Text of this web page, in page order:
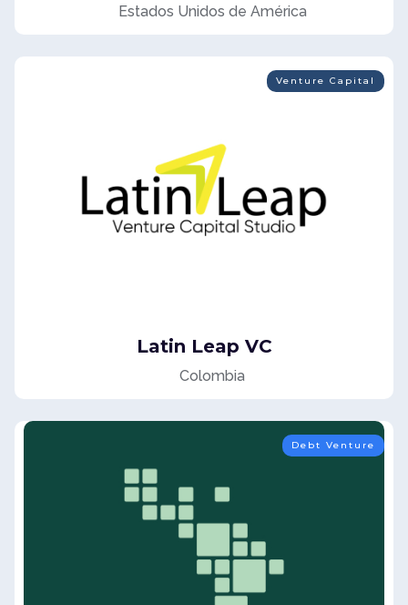
Estados Unidos de América
Venture Capital
Latin Leap VC
Colombia
Debt Venture